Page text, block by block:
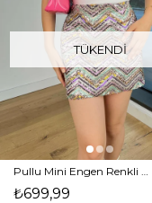
TÜKENDI
₺699,99